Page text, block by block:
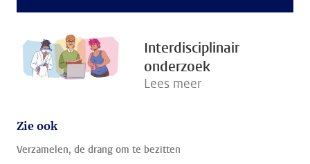
Interdisciplinair
onderzoek
Lees meer
Zie ook
Verzamelen, de drang om te bezitten